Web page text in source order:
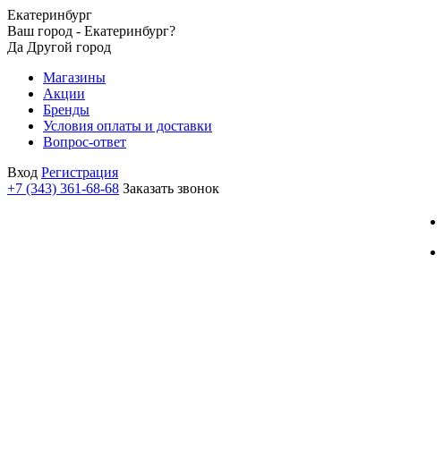
Екатеринбург
Ваш город - Екатеринбург?
Да Другой город
Магазины
Акции
Бренды
Условия оплаты и доставки
Вопрос-ответ
Вход Регистрация
+7 (343) 361-68-68 Заказать звонок